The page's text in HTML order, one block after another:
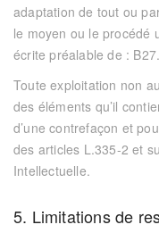
adaptation de tout ou
le moyen ou le procédé
écrite préalable de : B27.
Toute exploitation non
des éléments qu’il
d’une contrefaçon et
des articles L.335-2 et
Intellectuelle.
5. Limitations de